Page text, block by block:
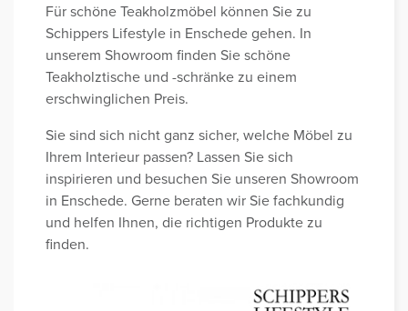
Für schöne Teakholzmöbel können Sie zu
Schippers Lifestyle in Enschede gehen. In
unserem Showroom finden Sie schöne
Teakholztische und -schränke zu einem
erschwinglichen Preis.
Sie sind sich nicht ganz sicher, welche Möbel zu
Ihrem Interieur passen? Lassen Sie sich
inspirieren und besuchen Sie unseren Showroom
in Enschede. Gerne beraten wir Sie fachkundig
und helfen Ihnen, die richtigen Produkte zu
finden.